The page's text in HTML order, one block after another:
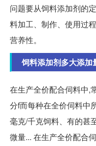
问题要从饲料添加剂的
料加工、制作、使用过
营养性。
饲料添加剂多大添加
在生产全价配合伺料中,
分f而每种在全价伺料中
毫克/千克饲料、有的甚
微量... 在生产全价配合